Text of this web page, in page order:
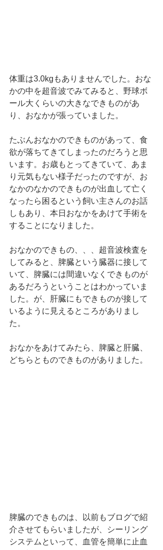
体重は3.0kgもありませんでした。おな
かの中を超音波でみてみると、野球ボ
ール大くらいの大きなできものがあ
り、おなかが張っていました。
たぶんおなかのできものがあって、食
欲が落ちてきてしまったのだろうと思
います。お歳もとってきていて、あま
り元気もない様子だったのですが、お
なかのなかのできものが出血して亡く
なったら困るという飼い主さんのお話
しもあり、本日おなかをあけて手術を
することになりました。
おなかのできもの、、、超音波検査を
してみると、脾臓という臓器に接して
いて、脾臓には間違いなくできものが
あるだろうということはわかっていま
した。が、肝臓にもできものが接して
いるように見えるところがありまし
た。
おなかをあけてみたら、脾臓と肝臓、
どちらとものできものがありました。
脾臓のできものは、以前もブログで紹
介させてもらいましたが、シーリング
システムといって、血管を簡単に止血